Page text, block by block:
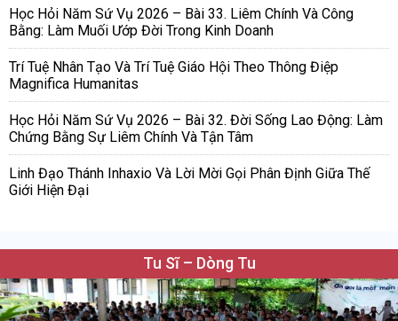
Học Hỏi Năm Sứ Vụ 2026 – Bài 33. Liêm Chính Và Công
Bằng: Làm Muối Ướp Đời Trong Kinh Doanh
Trí Tuệ Nhân Tạo Và Trí Tuệ Giáo Hội Theo Thông Điệp
Magnifica Humanitas
Học Hỏi Năm Sứ Vụ 2026 – Bài 32. Đời Sống Lao Động: Làm
Chứng Bằng Sự Liêm Chính Và Tận Tâm
Linh Đạo Thánh Inhaxio Và Lời Mời Gọi Phân Định Giữa Thế
Giới Hiện Đại
Tu Sĩ – Dòng Tu